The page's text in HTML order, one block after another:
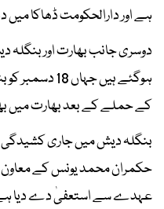
ہے اور دارالحکومت ڈھاکا میں
دوسری جانب بھارت اور بنگلہ
ہوگئے ہیں
کے حملے کے بعد بھارت میں
بنگلہ دیش میں جاری کشیدگی
حکمران محمد یونس کے
عہدے سے استعفیٰ دے دیا